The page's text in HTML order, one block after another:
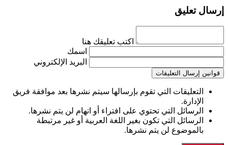
إرسال تعليق
اكتب تعليقك هنا
اسمك
البريد الإلكتروني
قوانين إرسال التعليقات
التعليقات التي تقوم بإرسالها سيتم نشرها بعد موافقة فريق
الإدارة.
الرسائل التي تحتوي على افتراء أو اتهام لن يتم نشرها.
الرسائل التي تكون بغير اللغة العربية أو غير مرتبطة
بالموضوع لن يتم نشرها.